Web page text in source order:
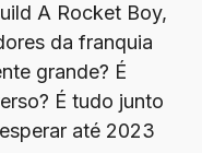
A Rocket Boy,
da franquia
grande? É
É tudo junto
até 2023